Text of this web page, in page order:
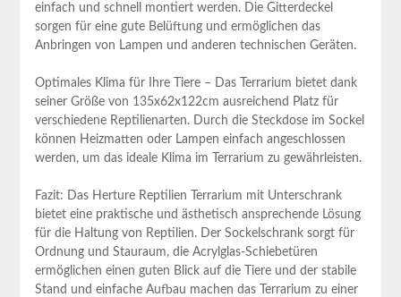
⁤einfach und schnell montiert werden. Die ‍Gitterdeckel
sorgen für eine gute ‍Belüftung und⁤ ermöglichen das
Anbringen von Lampen und anderen technischen Geräten.
Optimales Klima für Ihre Tiere – Das Terrarium bietet dank
seiner ​Größe von⁢ 135x62x122cm ausreichend Platz für ​
verschiedene Reptilienarten. Durch die Steckdose im Sockel
können Heizmatten oder Lampen einfach angeschlossen
werden, um das ideale Klima im Terrarium zu gewährleisten.
Fazit: Das Herture Reptilien Terrarium mit Unterschrank
bietet eine praktische und ästhetisch ansprechende Lösung
für die Haltung von Reptilien. Der Sockelschrank sorgt für
Ordnung und Stauraum, die Acrylglas-Schiebetüren
ermöglichen einen guten Blick auf die Tiere und der stabile
Stand und einfache Aufbau machen das Terrarium zu einer